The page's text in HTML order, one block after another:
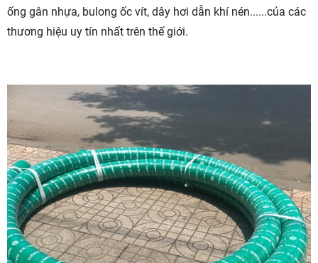
ống gân nhựa, bulong ốc vít, dây hơi dẫn khí nén......của các
thương hiệu uy tín nhất trên thế giới.